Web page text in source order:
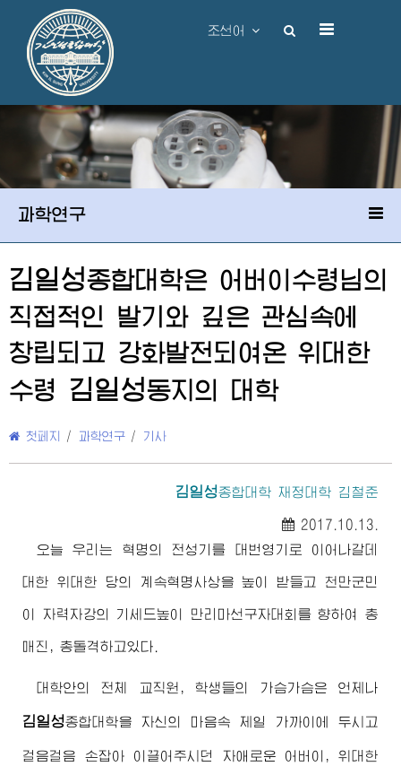
조선어
과학연구
김일성종합대학은 어버이수령님의
직접적인 발기와 깊은 관심속에
창립되고 강화발전되여온 위대한
수령
김일성동지 의 대학
첫페지 / 과학연구 / 기사
김일성종합대학 재정대학 김철준
2017.10.13.
오늘 우리는 혁명의 전성기를 대번영기로 이어나갈데
대한 위대한 당의 계속혁명사상을 높이 받들고 천만군민
이 자력자강의 기세드높이 만리마선구자대회를 향하여 총
매진, 총돌격하고있다.
대학안의 전체 교직원, 학생들의 가슴가슴은 언제나
김일성종합대학을 자신의 마음속 제일 가까이에 두시고
걸음걸음 손잡아 이끌어주시던 자애로운 어버이, 위대한